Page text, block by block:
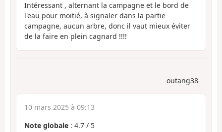
Intéressant , alternant la campagne et le bord de
l'eau pour moitié, à signaler dans la partie
campagne, aucun arbre, donc il vaut mieux éviter
de la faire en plein cagnard !!!!
outang38
10 mars 2025 à 09:13
Note globale : 4.7 / 5